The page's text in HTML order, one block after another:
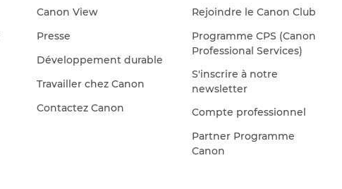
Canon View
Presse
Développement durable
Travailler chez Canon
Contactez Canon
Rejoindre le Canon Club
Programme CPS (Canon
Professional Services)
S'inscrire à notre
newsletter
Compte professionnel
Partner Programme
Canon